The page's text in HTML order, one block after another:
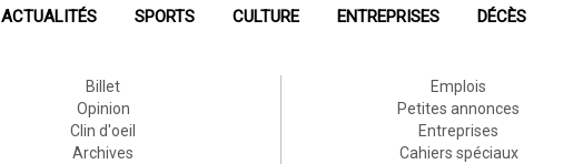
ACTUALITÉS SPORTS CULTURE ENTREPRISES DÉCÈS
Billet
Opinion
Clin d'oeil
Archives
Emplois
Petites annonces
Entreprises
Cahiers spéciaux